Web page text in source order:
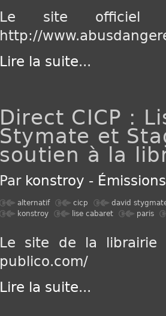
Le site officiel
http://
Lire la suite...
Direct CICP :
Stymate et
soutien à la
Par konstroy -
alternatif cicp
david
konstroy
lise cabaret paris
Le site de la librairie
publico.com/
Lire la suite...